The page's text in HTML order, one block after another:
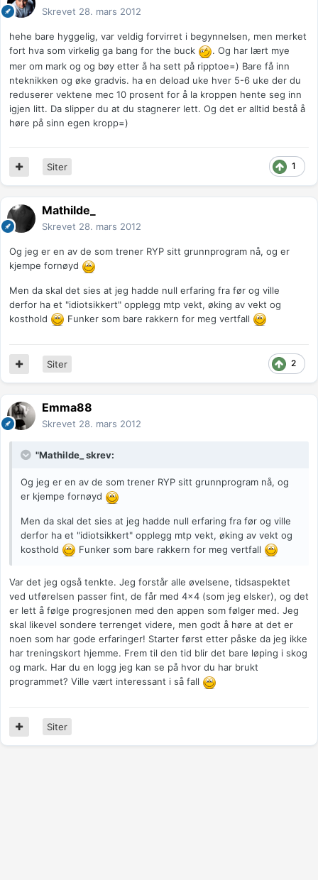
Skrevet 28. mars 2012
hehe bare hyggelig, var veldig forvirret i begynnelsen, men merket
fort hva som virkelig ga bang for the buck
. Og har lært mye
mer om mark og og bøy etter å ha sett på ripptoe=) Bare få inn
nteknikken og øke gradvis. ha en deload uke hver 5-6 uke der du
reduserer vektene mec 10 prosent for å la kroppen hente seg inn
igjen litt. Da slipper du at du stagnerer lett. Og det er alltid bestå å
høre på sinn egen kropp=)
1
Siter
Mathilde_
Skrevet 28. mars 2012
Og jeg er en av de som trener RYP sitt grunnprogram nå, og er
kjempe fornøyd
Men da skal det sies at jeg hadde null erfaring fra før og ville
derfor ha et "idiotsikkert" opplegg mtp vekt, øking av vekt og
kosthold
Funker som bare rakkern for meg vertfall
2
Siter
Emma88
Skrevet 28. mars 2012
"Mathilde_ skrev:
Og jeg er en av de som trener RYP sitt grunnprogram nå, og
er kjempe fornøyd
Men da skal det sies at jeg hadde null erfaring fra før og ville
derfor ha et "idiotsikkert" opplegg mtp vekt, øking av vekt og
kosthold
Funker som bare rakkern for meg vertfall
Var det jeg også tenkte. Jeg forstår alle øvelsene, tidsaspektet
ved utførelsen passer fint, de får med 4x4 (som jeg elsker), og det
er lett å følge progresjonen med den appen som følger med. Jeg
skal likevel sondere terrenget videre, men godt å høre at det er
noen som har gode erfaringer! Starter først etter påske da jeg ikke
har treningskort hjemme. Frem til den tid blir det bare løping i skog
og mark. Har du en logg jeg kan se på hvor du har brukt
programmet? Ville vært interessant i så fall
Siter